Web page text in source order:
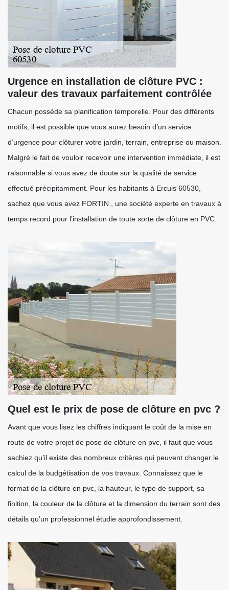
Urgence en installation de clôture PVC :
valeur des travaux parfaitement contrôlée
Chacun possède sa planification temporelle. Pour des différents
motifs, il est possible que vous aurez besoin d’un service
d’urgence pour clôturer votre jardin, terrain, entreprise ou maison.
Malgré le fait de vouloir recevoir une intervention immédiate, il est
raisonnable si vous avez de doute sur la qualité de service
effectué précipitamment. Pour les habitants à Ercuis 60530,
sachez que vous avez FORTIN , une société experte en travaux à
temps record pour l’installation de toute sorte de clôture en PVC.
Quel est le prix de pose de clôture en pvc ?
Avant que vous lisez les chiffres indiquant le coût de la mise en
route de votre projet de pose de clôture en pvc, il faut que vous
sachiez qu’il existe des nombreux critères qui peuvent changer le
calcul de la budgétisation de vos travaux. Connaissez que le
format de la clôture en pvc, la hauteur, le type de support, sa
finition, la couleur de la clôture et la dimension du terrain sont des
détails qu’un professionnel étudie approfondissement.